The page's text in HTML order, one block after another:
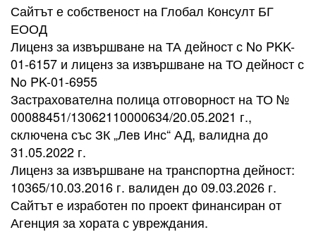
Сайтът е собственост на Глобал Консулт БГ
ЕООД
Лиценз за извършване на ТА дейност с No PKK-
01-6157 и лиценз за извършване на ТО дейност с
No PK-01-6955
Застрахователна полица отговорност на ТО №
00088451/13062110000634/20.05.2021 г.,
сключена със ЗК „Лев Инс“ АД, валидна до
31.05.2022 г.
Лиценз за извършване на транспортна дейност:
10365/10.03.2016 г. валиден до 09.03.2026 г.
Сайтът е изработен по проект финансиран от
Агенция за хората с увреждания.